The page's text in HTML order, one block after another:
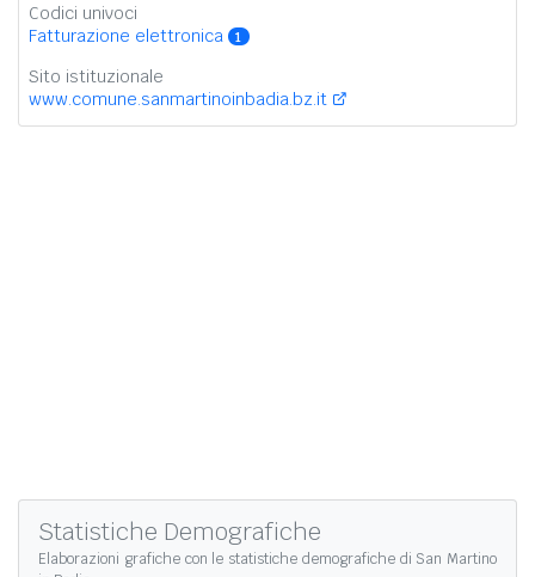
Codici univoci
Fatturazione elettronica
1
Sito istituzionale
www.comune.sanmartinoinbadia.bz.it
Statistiche Demografiche
Elaborazioni grafiche con le statistiche demografiche di San Martino